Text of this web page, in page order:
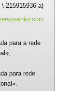
\ 215915936 a)
nior.com
para a rede
para rede